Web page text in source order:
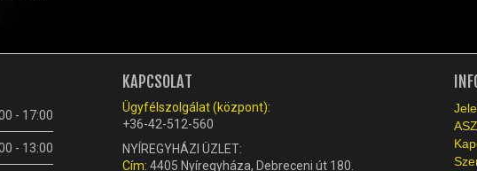
- 17:00
- 13:00
KAPCSOLAT
Ügyfélszolgálat (központ):
+36-42-512-560
NYÍREGYHÁZI ÜZLET:
Cím: 4405 Nyíregyháza, Debreceni út 180.